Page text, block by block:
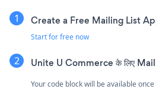
Create a Free Mailing List
Start for free now
Unite U Commerce के लिए
Your code block will be available